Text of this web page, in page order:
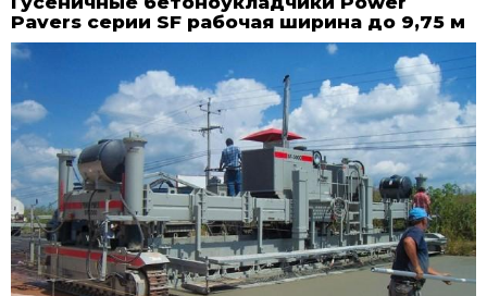
Pavers серии SF рабочая ширина до 9,75 м